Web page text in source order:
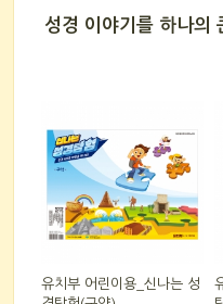
성경 이야기를 하나의
유치부 어린이용_신나는 성